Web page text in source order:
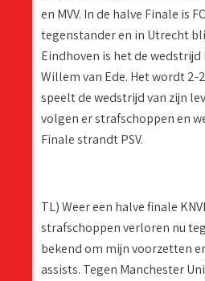
en MVV. In de halve Finale is
tegenstander en in Utrecht
Eindhoven is het de wedstrijd
Willem van Ede. Het wordt 2-
speelt de wedstrijd van zijn
volgen er strafschoppen en
Finale strandt PSV.
TL) Weer een halve finale
strafschoppen verloren nu
bekend om mijn voorzetten
assists. Tegen Manchester